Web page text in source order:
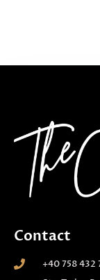
Contact
+40 758 432